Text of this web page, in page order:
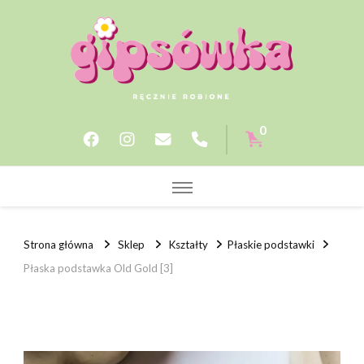
Gipsowka.store 0
Strona główna Sklep Kształty
Płaskie podstawki
Płaska podstawka Old Gold [3]